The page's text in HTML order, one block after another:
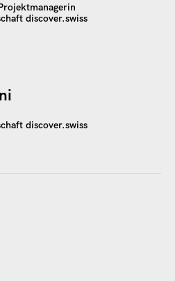
discover.swiss
discover.swiss